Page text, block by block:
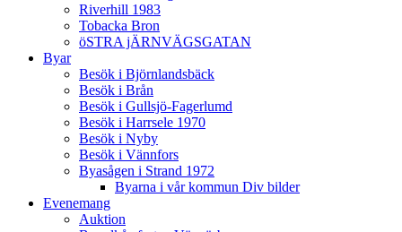
Riverhill 1983
Tobacka Bron
öSTRA jÄRNVÄGSGATAN
Byar
Besök i Björnlandsbäck
Besök i Brån
Besök i Gullsjö-Fagerlumd
Besök i Harrsele 1970
Besök i Nyby
Besök i Vännfors
Byasågen i Strand 1972
Byarna i vår kommun Div bilder
Evenemang
Auktion